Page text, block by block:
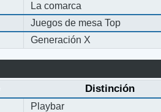
La comarca
Juegos de mesa Top
Generación X
Distinción
Playbar